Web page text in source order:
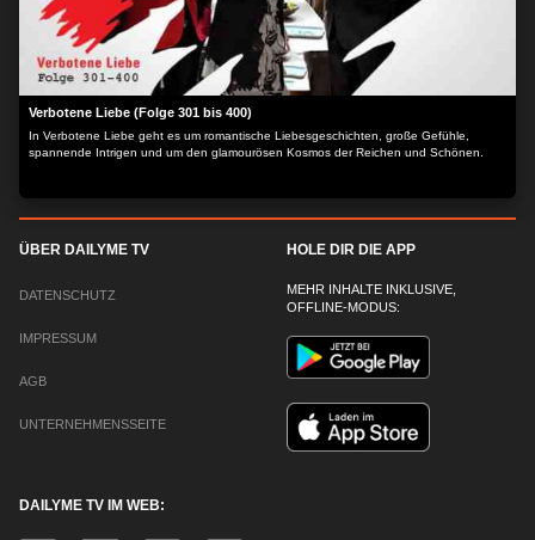
Verbotene Liebe (Folge 301 bis 400)
In Verbotene Liebe geht es um romantische Liebesgeschichten, große Gefühle,
spannende Intrigen und um den glamourösen Kosmos der Reichen und Schönen.
ÜBER DAILYME TV
DATENSCHUTZ
IMPRESSUM
AGB
UNTERNEHMENSSEITE
HOLE DIR DIE APP
MEHR INHALTE INKLUSIVE,
OFFLINE-MODUS:
DAILYME TV IM WEB: